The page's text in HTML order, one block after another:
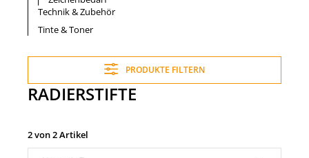
Technik & Zubehör
Tinte & Toner
PRODUKTE FILTERN
RADIERSTIFTE
2 von 2 Artikel